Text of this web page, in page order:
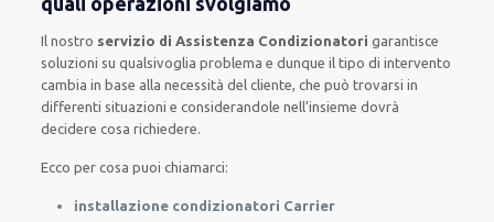
Il nostro servizio di Assistenza Condizionatori garantisce
soluzioni su qualsivoglia problema e dunque il tipo di intervento
cambia in base alla necessità del cliente, che può trovarsi in
differenti situazioni e considerandole nell’insieme dovrà
decidere cosa richiedere.
Ecco per cosa puoi chiamarci:
installazione condizionatori Carrier